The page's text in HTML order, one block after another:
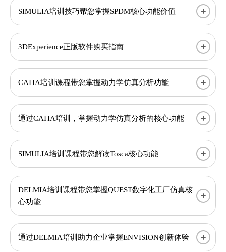
SIMULIA培训技巧帮您掌握SPDM核心功能价值
3DExperience正版软件购买指南
CATIA培训课程带您掌握动力学仿真分析功能
通过CATIA培训，掌握动力学仿真分析的核心功能
SIMULIA培训课程带您解读Tosca核心功能
DELMIA培训课程带您掌握QUEST数字化工厂仿真核
心功能
通过DELMIA培训助力企业掌握ENVISION创新体验